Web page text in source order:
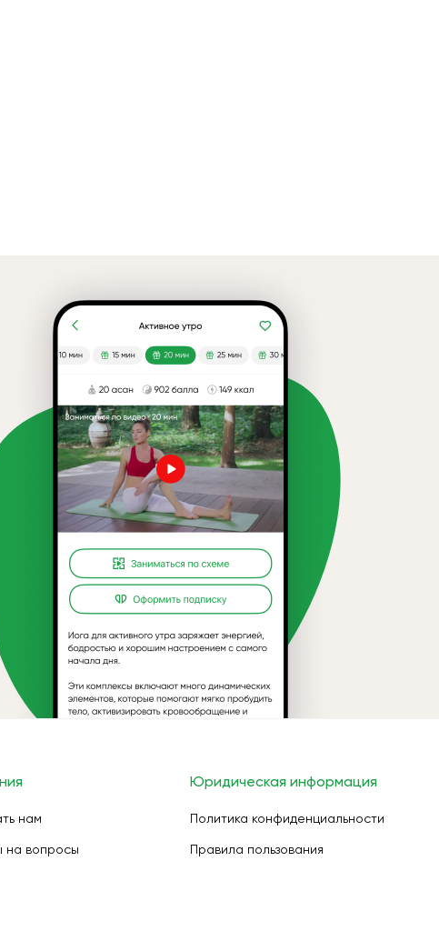
нам
на вопросы
Юридическая информация
Политика конфиденциальности
Правила пользования